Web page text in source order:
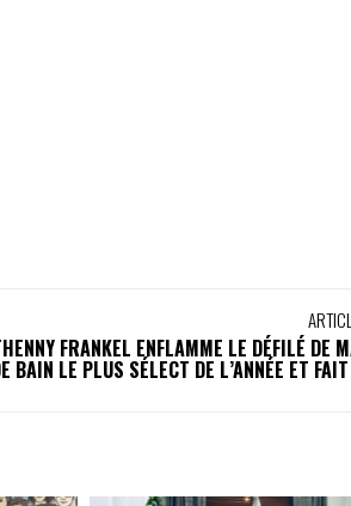
FRANKEL ENFLAMME LE DÉFILÉ DE
BAIN LE PLUS SÉLECT DE L’ANNÉE ET